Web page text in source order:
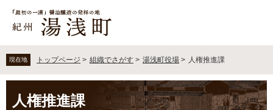
の
先
で
ー
を
ば
現在地 トップページ > 組織でさがす > 湯浅町役場 > 人権推進課
人権推進課